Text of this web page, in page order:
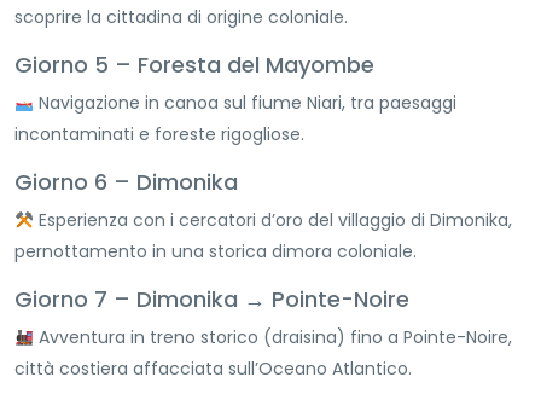
scoprire la cittadina di origine coloniale.
Giorno 5 – Foresta del Mayombe
Navigazione in canoa sul fiume Niari, tra paesaggi
incontaminati e foreste rigogliose.
Giorno 6 – Dimonika
Esperienza con i cercatori d’oro del villaggio di Dimonika,
pernottamento in una storica dimora coloniale.
Giorno 7 – Dimonika → Pointe-Noire
Avventura in treno storico (draisina) fino a Pointe-Noire,
città costiera affacciata sull’Oceano Atlantico.